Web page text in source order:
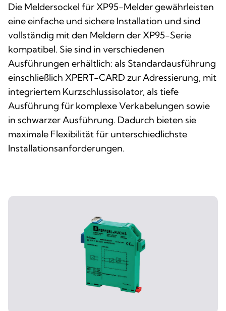
Die Meldersockel für XP95-Melder gewährleisten
eine einfache und sichere Installation und sind
vollständig mit den Meldern der XP95-Serie
kompatibel. Sie sind in verschiedenen
Ausführungen erhältlich: als Standardausführung
einschließlich XPERT-CARD zur Adressierung, mit
integriertem Kurzschlussisolator, als tiefe
Ausführung für komplexe Verkabelungen sowie
in schwarzer Ausführung. Dadurch bieten sie
maximale Flexibilität für unterschiedlichste
Installationsanforderungen.